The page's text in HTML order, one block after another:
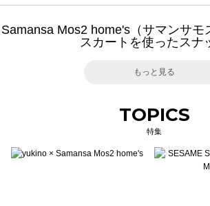
Samansa Mos2 home's（サマンサモ
スカートを使ったスナ
もっと見る
TOPICS
特集